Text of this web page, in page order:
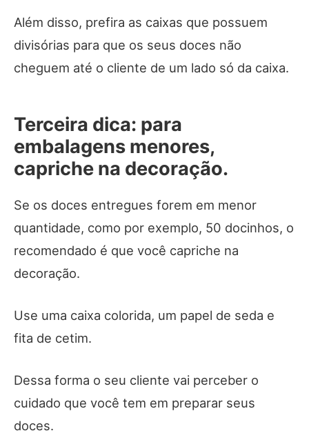
Além disso, prefira as caixas que possuem
divisórias para que os seus doces não
cheguem até o cliente de um lado só da caixa.
Terceira dica: para
embalagens menores,
capriche na decoração.
Se os doces entregues forem em menor
quantidade, como por exemplo, 50 docinhos, o
recomendado é que você capriche na
decoração.
Use uma caixa colorida, um papel de seda e
fita de cetim.
Dessa forma o seu cliente vai perceber o
cuidado que você tem em preparar seus
doces.